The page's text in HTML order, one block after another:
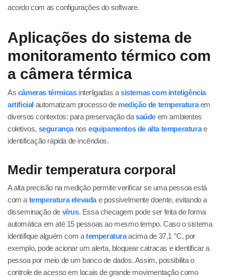
acordo com as configurações do software.
Aplicações do sistema de
monitoramento térmico com
a câmera térmica
As câmeras térmicasinterligadas asistemas com inteligência
artificial automatizam processo de medição de temperaturaem
diversos contextos: para preservação dasaúde em ambientes
coletivos, segurançanosequipamentos de alta temperaturae
identificação rápida de incêndios.
Medir temperatura corporal
A alta precisão na medição permite verificar se uma pessoa está
com a temperatura elevadae possivelmente doente, evitando a
disseminação de vírus. Essa checagem pode ser feita de forma
automática em até 15 pessoas ao mesmo tempo. Caso o sistema
identifique alguém com atemperaturaacima de 37,1 °C, por
exemplo, pode acionar um alerta, bloquear catracas e identificar a
pessoa por meio de um banco de dados. Assim, possibilita o
controle de acesso em locais de grande movimentação como